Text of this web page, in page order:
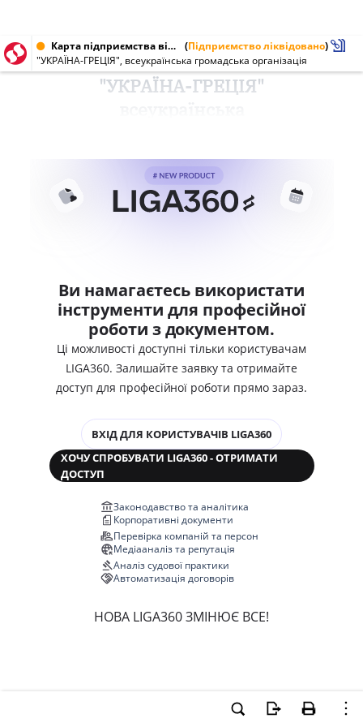
Карта підприємства від 15.05.2001 (Підприємство ліквідовано)
"УКРАЇНА-ГРЕЦІЯ", всеукраїнська громадська організація
"УКРАЇНА-ГРЕЦІЯ"
Ви намагаєтесь використати
інструменти для професійної
роботи з документом.
Ці можливості доступні тільки користувачам
LIGA360. Залишайте заявку та отримайте
доступ для професійної роботи прямо зараз.
ВХІД ДЛЯ КОРИСТУВАЧІВ LIGA360
ХОЧУ СПРОБУВАТИ LIGA360 - ОТРИМАТИ
ДОСТУП
Законодавство та аналітика
Корпоративні документи
Перевірка компаній та персон
Медіааналіз та репутація
Аналіз судової практики
Автоматизація договорів
НОВА LIGA360 ЗМІНЮЄ ВСЕ!